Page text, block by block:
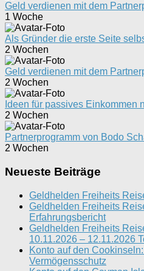
Geld verdienen mit dem
1 Woche
Als Gründer die erste Seite
2 Wochen
Geld verdienen mit dem
2 Wochen
Ideen für passives Einkommen
2 Wochen
Partnerprogramm von Bodo
2 Wochen
Neueste Beiträge
Geldhelden Freiheits
Geldhelden Freiheits
Erfahrungsbericht
Geldhelden Freiheits
10.11.2026 – 12.11.2026
Konto auf den
Vermögensschutz